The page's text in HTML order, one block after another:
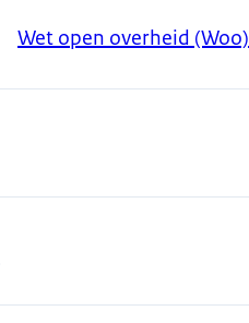
Wet open overheid (Woo)